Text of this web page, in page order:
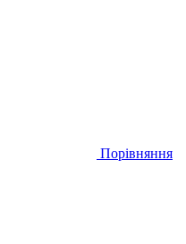
Порівняння